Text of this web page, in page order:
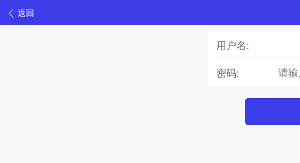
返回
用户名:
密码: